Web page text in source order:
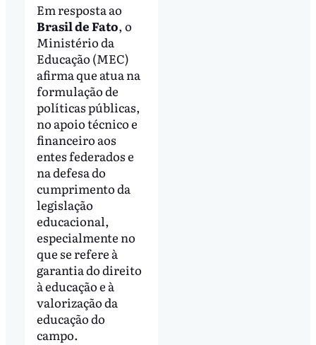
Em resposta ao
Brasil de Fato, o
Ministério da
Educação (MEC)
afirma que atua na
formulação de
políticas públicas,
no apoio técnico e
financeiro aos
entes federados e
na defesa do
cumprimento da
legislação
educacional,
especialmente no
que se refere à
garantia do direito
à educação e à
valorização da
educação do
campo.